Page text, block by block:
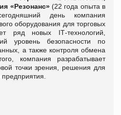
«Резонанс» (22 года опыта в
день компания
оборудования для торговых
ряд новых ІТ-технологий,
уровень безопасности по
а также контроля обмена
компания разрабатывает
точки зрения, решения для
предприятия.